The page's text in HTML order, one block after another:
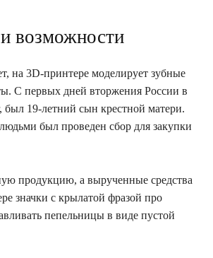
возможности
на 3D-принтере моделирует зубные
С первых дней вторжения России в
19-летний сын крестной матери.
был проведен сбор для закупки
продукцию, а вырученные средства
значки с крылатой фразой про
пепельницы в виде пустой